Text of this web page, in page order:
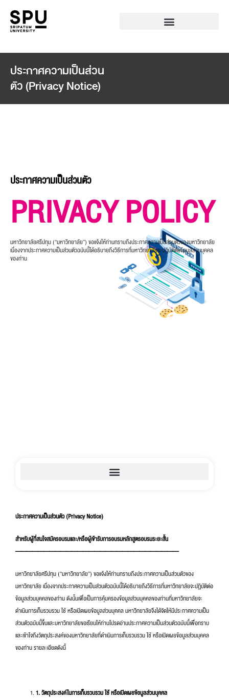
ประกาศความเป็นส่วน
ตัว (Privacy Notice)
ประกาศความเป็นส่วนตัว
PRIVACY POLICY
มหาวิทยาลัยศรีปทุม (“มหาวิทยาลัย”) ขอแจ้งให้ท่านทราบถึงประกาศความเป็นส่วนตัวของมหาวิทยาลัย
เนื่องจากประกาศความเป็นส่วนตัวฉบับนี้ได้อธิบายถึงวิธีการที่มหาวิทยาลัยจะปฏิบัติต่อข้อมูลส่วนบุคคล
ของท่าน
ประกาศความเป็นส่วนตัว (Privacy Notice)
สำหรับผู้ที่สนใจสมัครอบรมและ/หรือผู้เข้ารับการอบรมหลักสูตรอบรมระยะสั้น
—————————————————————————————
มหาวิทยาลัยศรีปทุม (“มหาวิทยาลัย”) ขอแจ้งให้ท่านทราบถึงประกาศความเป็นส่วนตัวของ
มหาวิทยาลัย เนื่องจากประกาศความเป็นส่วนตัวฉบับนี้ได้อธิบายถึงวิธีการที่มหาวิทยาลัยจะปฏิบัติต่อ
ข้อมูลส่วนบุคคลของท่าน ดังนั้นเพื่อเป็นการคุ้มครองข้อมูลส่วนบุคคลของท่านที่มหาวิทยาลัยจะ
ดำเนินการเก็บรวบรวม ใช้ หรือเปิดเผยข้อมูลส่วนบุคคล มหาวิทยาลัยจึงได้จัดให้มีประกาศความเป็น
ส่วนตัวฉบับนี้ขึ้นและมหาวิทยาลัยขอเรียนให้ท่านโปรดอ่านประกาศความเป็นส่วนตัวฉบับนี้เพื่อทราบ
และเข้าใจถึงวัตถุประสงค์ของมหาวิทยาลัยที่ดำเนินการเก็บรวบรวม ใช้ หรือเปิดเผยข้อมูลส่วนบุคคล
ของท่าน รายละเอียดดังนี้
1. วัตถุประสงค์ในการเก็บรวบรวม ใช้ หรือเปิดเผยข้อมูลส่วนบุคคล